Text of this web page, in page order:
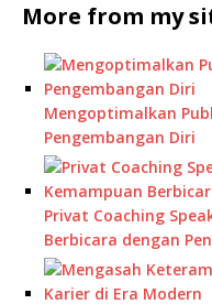
More from my
Mengoptimalkan
Pengembangan Diri
Privat Coaching
Berbicara dengan